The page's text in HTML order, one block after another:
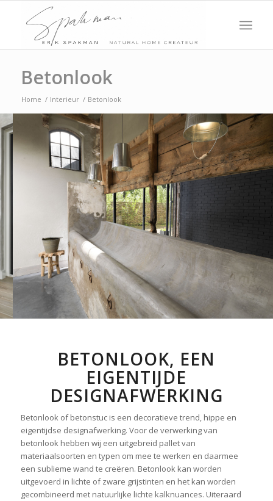
Betonlook
Home / Interieur / Betonlook
BETONLOOK, EEN
EIGENTIJDE
DESIGNAFWERKING
Betonlook of betonstuc is een decoratieve trend, hippe en
eigentijdse designafwerking. Voor de verwerking van
betonlook hebben wij een uitgebreid pallet van
materiaalsoorten en typen om mee te werken en daarmee
een sublieme wand te creëren. Betonlook kan worden
uitgevoerd in lichte of zware grijstinten en het kan worden
gecombineerd met natuurlijke lichte kalknuances. Uiteraard